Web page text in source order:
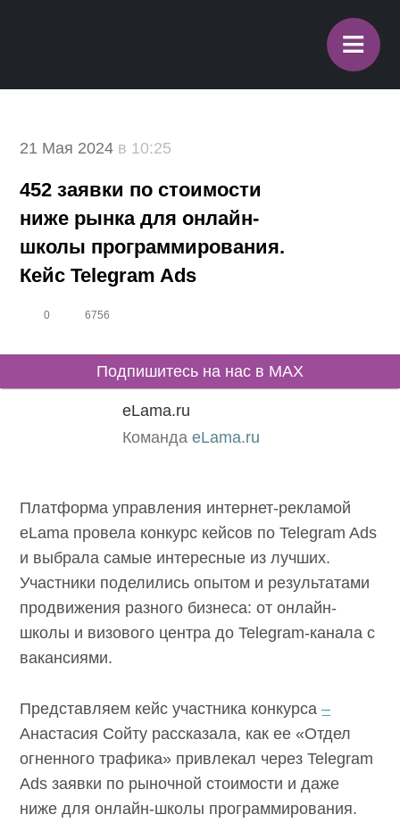
≡
21 Мая 2024 в 10:25
452 заявки по стоимости
ниже рынка для онлайн-
школы программирования.
Кейс Telegram Ads
0 6756
Подпишитесь на нас в MAX
eLama.ru
КомандаeLama.ru
Платформа управления интернет-рекламой
eLama провела конкурс кейсов по Telegram Ads
и выбрала самые интересные из лучших.
Участники поделились опытом и результатами
продвижения разного бизнеса: от онлайн-
школы и визового центра до Telegram-канала с
вакансиями.
Представляем кейс участника конкурса–
Анастасия Сойту рассказала, как ее «Отдел
огненного трафика» привлекал через Telegram
Ads заявки по рыночной стоимости и даже
ниже для онлайн-школы программирования.